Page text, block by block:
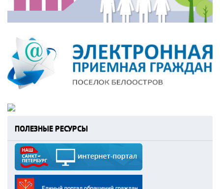
ПОЛЕЗНЫЕ РЕСУРСЫ